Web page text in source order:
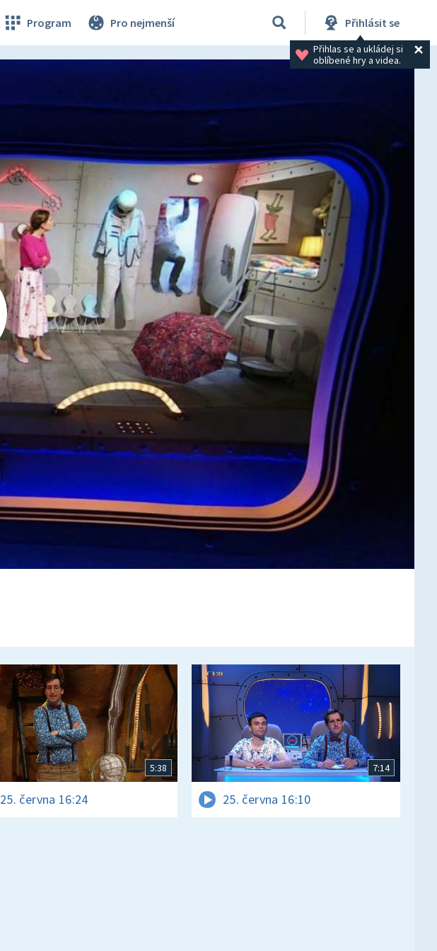
Program Pro nejmenší Přihlásit se
Přihlas se a ukládej si
oblíbené hry a videa.
5:38
25. června 16:24
7:14
25. června 16:10